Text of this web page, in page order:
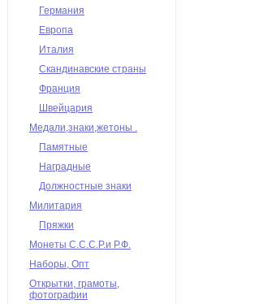
Германия
Европа
Италия
Скандинавские страны
Франция
Швейцария
Медали,знаки,жетоны .
Памятные
Наградные
Должностные знаки
Милитария
Пряжки
Монеты С.С.С.Р.и Р.Ф.
Наборы, Опт
Открытки, грамоты,
фотографии